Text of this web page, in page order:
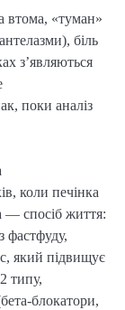
втома, «туман»
біль
з’являються
поки аналіз
коли печінка
— спосіб життя:
фастфуду,
який підвищує
типу,
блокатори,